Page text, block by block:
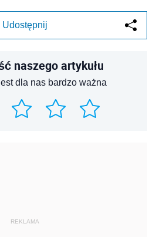
Udostępnij
naszego artykułu
dla nas bardzo ważna
REKLAMA